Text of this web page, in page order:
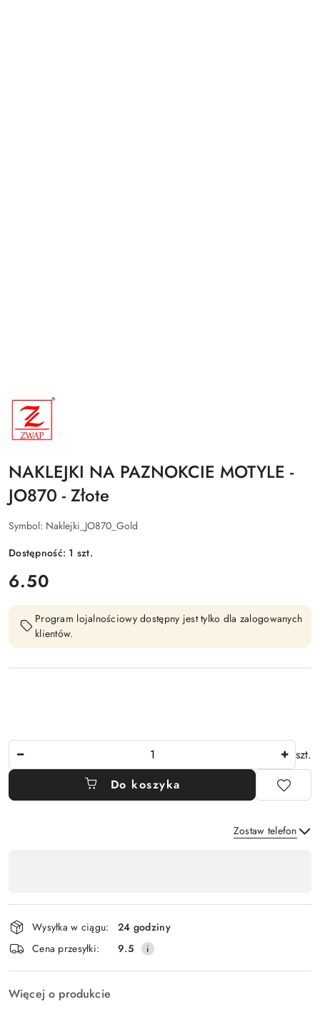
NAZWA
PRODUCENTA:
ZWAP
NAKLEJKI NA PAZNOKCIE MOTYLE -
JO870 - Złote
Symbol: Naklejki_JO870_Gold
Dostępność: 1 szt.
cena:
6.50
Program lojalnościowy dostępny jest tylko dla zalogowanych
klientów.
szt.
Do koszyka
Zostaw telefon
płatność
i
dostawa
Wysyłka w ciągu:
24 godziny
Cena przesyłki:
9.5
Więcej o produkcie